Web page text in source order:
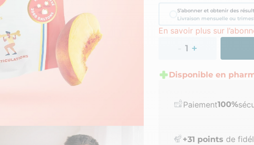
S’abonner et obtenir des
Livraison mensuelle ou
En savoir plus sur
Disponible en
Paiement100%
+31 points de